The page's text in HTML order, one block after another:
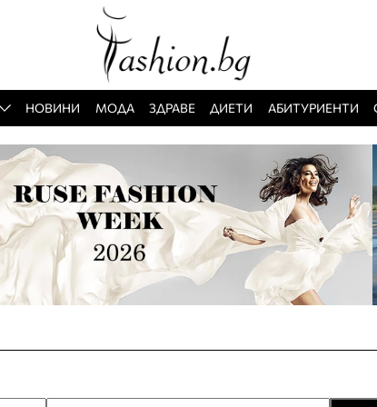
НОВИНИ МОДА ЗДРАВЕ ДИЕТИ АБИТУРИЕНТИ